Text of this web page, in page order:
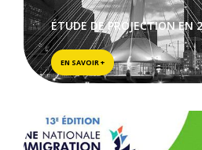
ÉTUDE DE PROJECTION EN
EN SAVOIR +